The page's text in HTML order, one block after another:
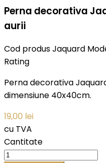
Perna decorativa
aurii
Cod produsJaquard
Rating
Perna decorativa
dimensiune 40x40cm.
19,00 lei
cu TVA
Cantitate